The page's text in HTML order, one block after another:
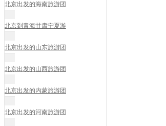
北京出发的海南旅游团
北京到青海甘肃宁夏游
北京出发的山东旅游团
北京出发的山西旅游团
北京出发的内蒙旅游团
北京出发的河南旅游团